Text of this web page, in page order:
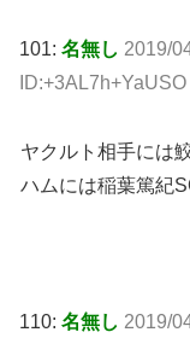
101: 名無し 2019/
ID:+3AL7h+YaUSO
ヤクルト相手には
ハムには稲葉篤紀
110: 名無し 2019/